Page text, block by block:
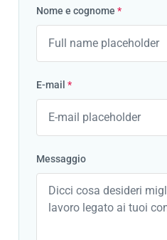
Nome e cognome *
E-mail *
Messaggio